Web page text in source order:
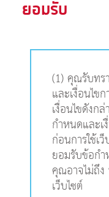
ยอมรับ
(1) คุณรับท
และเงื่อนไข
เงื่อนไขดัง
กำหนดและเ
ก่อนการใช้เ
ยอมรับข้อกำ
คุณอาจไม่ถึ
เว็บไซต์